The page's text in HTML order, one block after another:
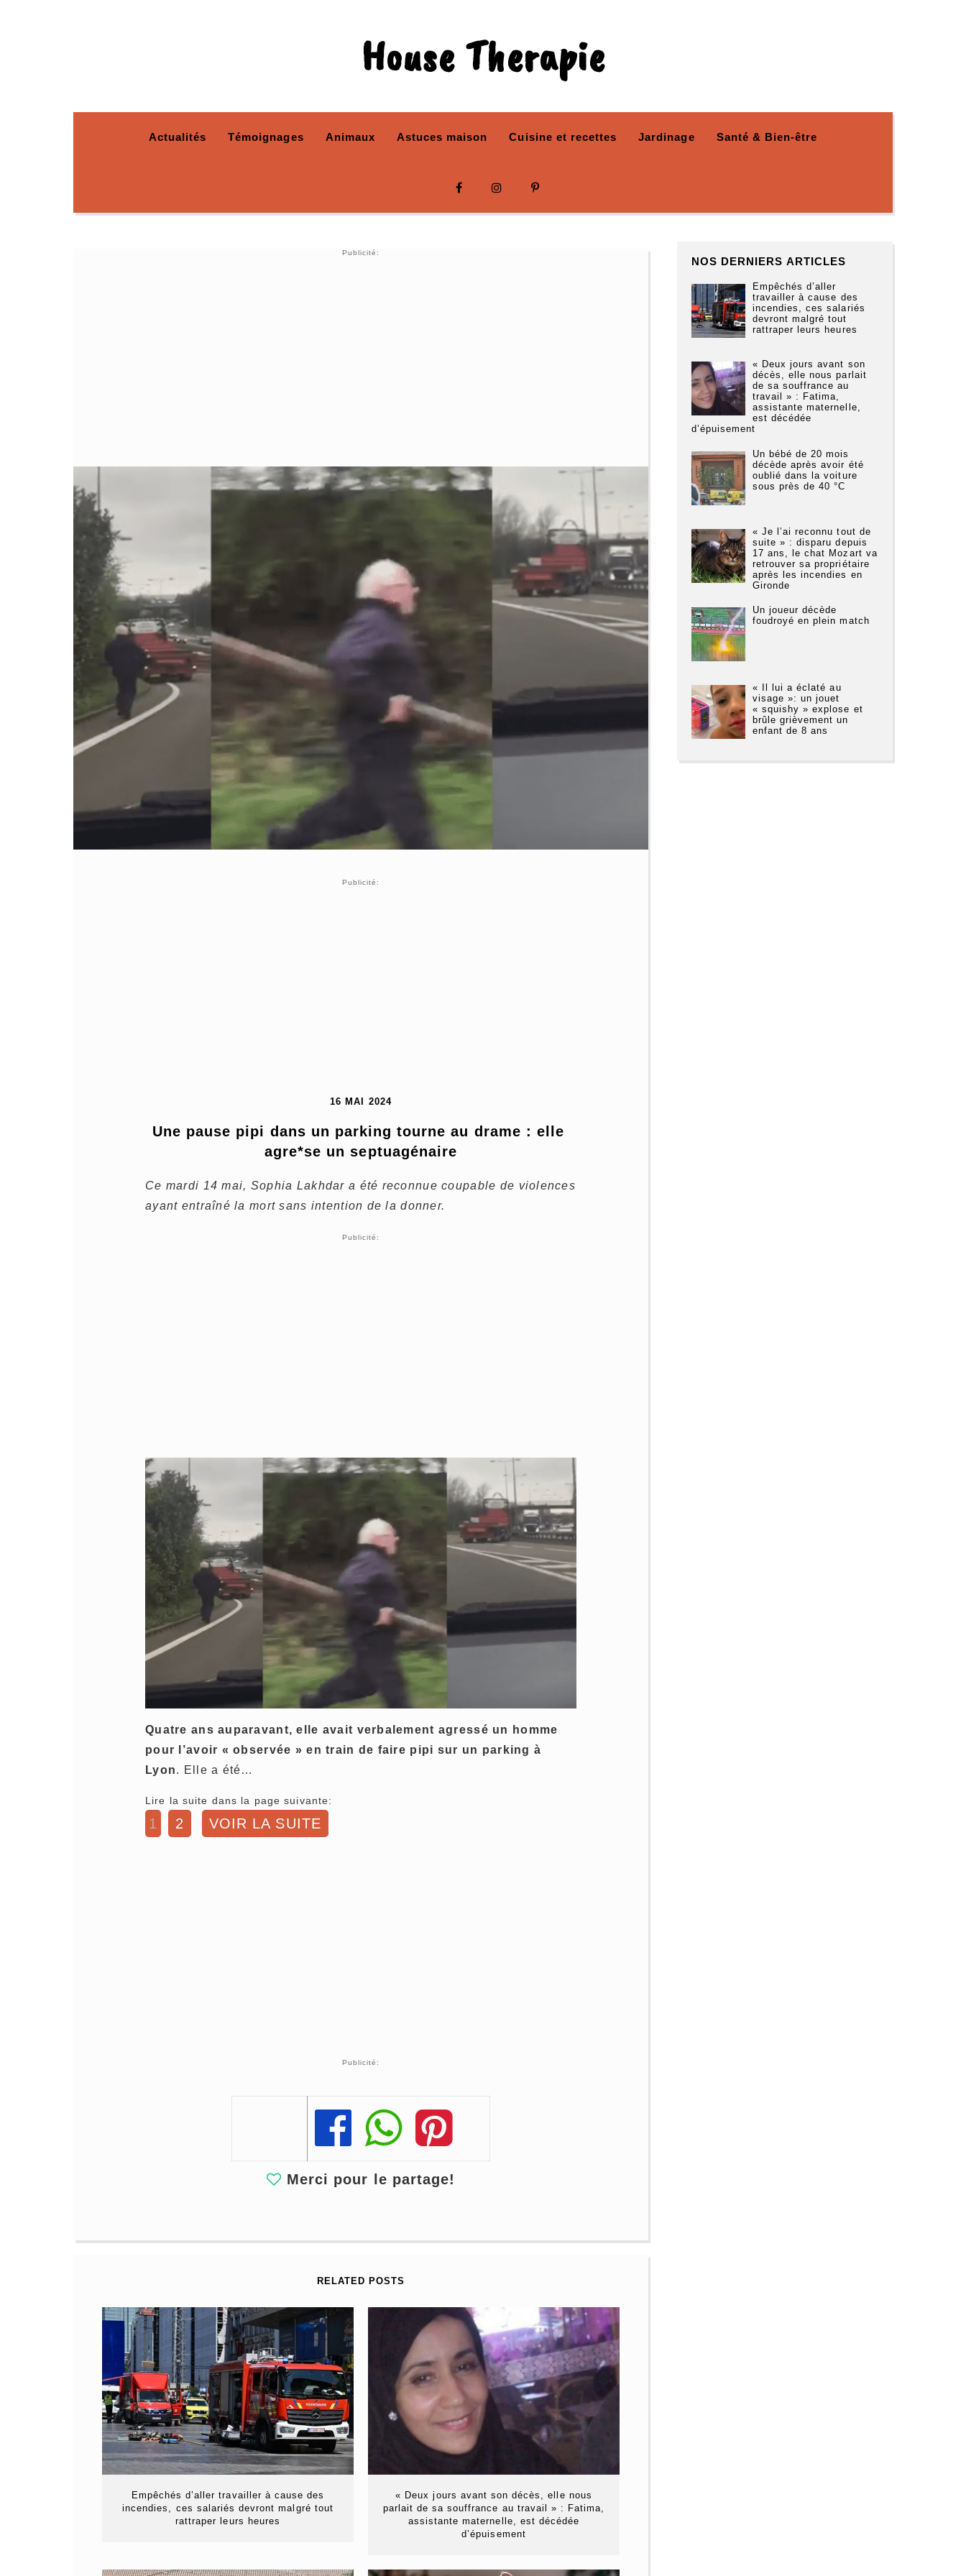
House Therapie
Actualités Témoignages Animaux Astuces maison Cuisine et recettes Jardinage Santé & Bien-être
Publicité:
Publicité:
16 MAI 2024
Une pause pipi dans un parking tourne au drame : elle
agre*se un septuagénaire
Ce mardi 14 mai, Sophia Lakhdar a été reconnue coupable de violences
ayant entraîné la mort sans intention de la donner.
Publicité:
Quatre ans auparavant, elle avait verbalement agressé un homme
pour l’avoir « observée » en train de faire pipi sur un parking à
Lyon. Elle a été…
Lire la suite dans la page suivante:
1 2 VOIR LA SUITE
Publicité:
Share
Share
Share
Merci pour le partage!
RELATED POSTS
Empêchés d’aller travailler à cause des
incendies, ces salariés devront malgré tout
rattraper leurs heures
« Deux jours avant son décès, elle nous
parlait de sa souffrance au travail » : Fatima,
assistante maternelle, est décédée
d’épuisement
NOS DERNIERS ARTICLES
Empêchés d’aller
travailler à cause des
incendies, ces salariés
devront malgré tout
rattraper leurs heures
« Deux jours avant son
décès, elle nous parlait
de sa souffrance au
travail » : Fatima,
assistante maternelle,
est décédée
d’épuisement
Un bébé de 20 mois
décède après avoir été
oublié dans la voiture
sous près de 40 °C
« Je l’ai reconnu tout de
suite » : disparu depuis
17 ans, le chat Mozart va
retrouver sa propriétaire
après les incendies en
Gironde
Un joueur décède
foudroyé en plein match
« Il lui a éclaté au
visage »: un jouet
« squishy » explose et
brûle grièvement un
enfant de 8 ans